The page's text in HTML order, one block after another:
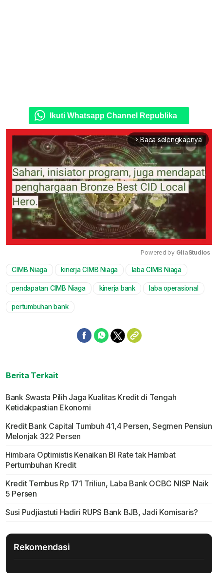
Ikuti Whatsapp Channel Republika
arrow_forward_ios Baca selengkapnya
Mute
Powered by GliaStudios
CIMB Niaga kinerja CIMB Niaga laba CIMB Niaga
pendapatan CIMB Niaga kinerja bank laba operasional
pertumbuhan bank
Berita Terkait
Bank Swasta Pilih Jaga Kualitas Kredit di Tengah
Ketidakpastian Ekonomi
Kredit Bank Capital Tumbuh 41,4 Persen, Segmen Pensiun
Melonjak 322 Persen
Himbara Optimistis Kenaikan BI Rate tak Hambat
Pertumbuhan Kredit
Kredit Tembus Rp 171 Triliun, Laba Bank OCBC NISP Naik
5 Persen
Susi Pudjiastuti Hadiri RUPS Bank BJB, Jadi Komisaris?
Rekomendasi